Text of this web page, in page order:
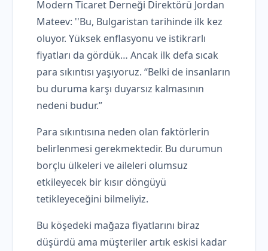
Modern Ticaret Derneği Direktörü Jordan
Mateev: ''Bu, Bulgaristan tarihinde ilk kez
oluyor. Yüksek enflasyonu ve istikrarlı
fiyatları da gördük… Ancak ilk defa sıcak
para sıkıntısı yaşıyoruz. “Belki de insanların
bu duruma karşı duyarsız kalmasının
nedeni budur.”
Para sıkıntısına neden olan faktörlerin
belirlenmesi gerekmektedir. Bu durumun
borçlu ülkeleri ve aileleri olumsuz
etkileyecek bir kısır döngüyü
tetikleyeceğini bilmeliyiz.
Bu köşedeki mağaza fiyatlarını biraz
düşürdü ama müşteriler artık eskisi kadar